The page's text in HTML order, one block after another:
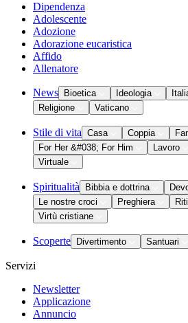
Dipendenza
Adolescente
Adozione
Adorazione eucaristica
Affido
Allenatore
News Bioetica Ideologia
Religione
Vaticano
Stile di vita Casa Coppia
For Her &#038; For Him
Lavoro
Virtuale
Spiritualità Bibbia e dottrina
Le nostre croci
Preghiera Riti
Virtù cristiane
Scoperte Divertimento Santuari
Servizi
Newsletter
Applicazione
Annuncio